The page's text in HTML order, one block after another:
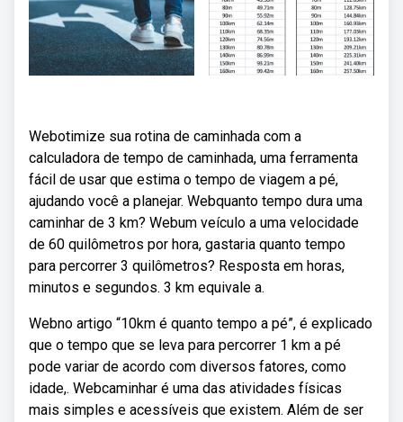
Webotimize sua rotina de caminhada com a
calculadora de tempo de caminhada, uma ferramenta
fácil de usar que estima o tempo de viagem a pé,
ajudando você a planejar. Webquanto tempo dura uma
caminhar de 3 km? Webum veículo a uma velocidade
de 60 quilômetros por hora, gastaria quanto tempo
para percorrer 3 quilômetros? Resposta em horas,
minutos e segundos. 3 km equivale a.
Webno artigo “10km é quanto tempo a pé”, é explicado
que o tempo que se leva para percorrer 1 km a pé
pode variar de acordo com diversos fatores, como
idade,. Webcaminhar é uma das atividades físicas
mais simples e acessíveis que existem. Além de ser